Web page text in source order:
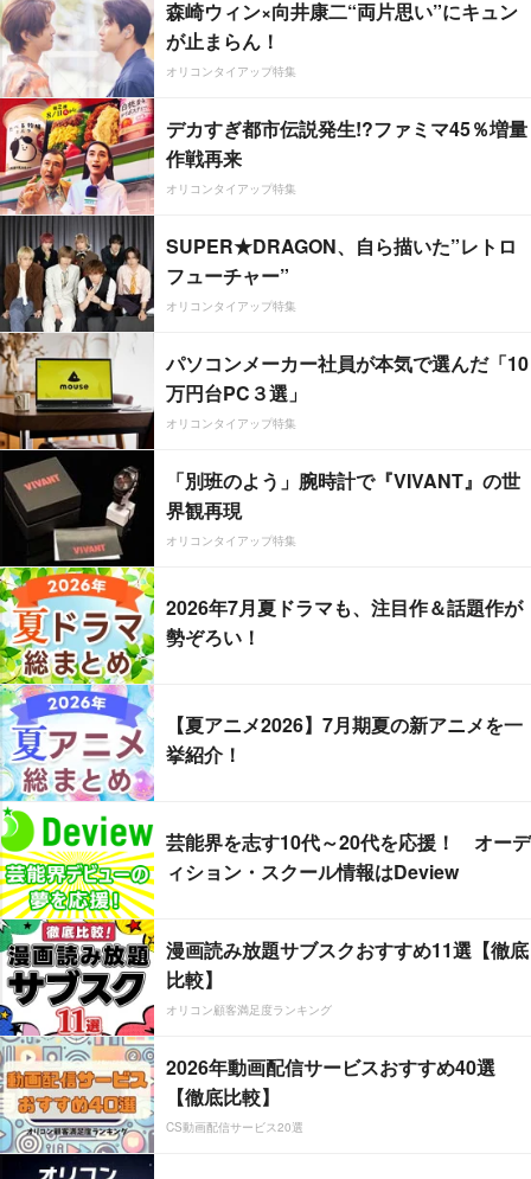
森崎ウィン×向井康二“両片思い”にキュン
が止まらん！
オリコンタイアップ特集
デカすぎ都市伝説発生!?ファミマ45％増量
作戦再来
オリコンタイアップ特集
SUPER★DRAGON、自ら描いた”レトロ
フューチャー”
オリコンタイアップ特集
パソコンメーカー社員が本気で選んだ「10
万円台PC３選」
オリコンタイアップ特集
「別班のよう」腕時計で『VIVANT』の世
界観再現
オリコンタイアップ特集
2026年7月夏ドラマも、注目作＆話題作が
勢ぞろい！
【夏アニメ2026】7月期夏の新アニメを一
挙紹介！
芸能界を志す10代～20代を応援！ オーデ
ィション・スクール情報はDeview
漫画読み放題サブスクおすすめ11選【徹底
比較】
オリコン顧客満足度ランキング
2026年動画配信サービスおすすめ40選
【徹底比較】
CS動画配信サービス20選